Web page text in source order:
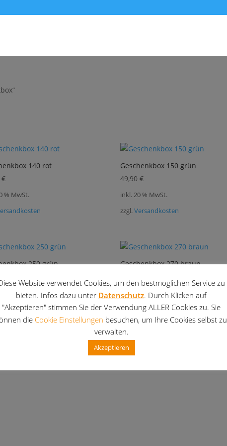
140 rot
€
% MwSt.
Geschenkbox 150 grün
49,90€
inkl. 20 % MwSt.
zzgl.Versandkosten
250 grün
% MwSt.
Versandkosten
Geschenkbox 270 braun
inkl. 20 % MwSt.
zzgl.Versandkosten
Website verwendet Cookies, um den bestmöglichen Service zu
bieten. Infos dazu unter Datenschutz. Durch Klicken auf
"Akzeptieren" stimmen Sie der Verwendung ALLER Cookies zu. Sie
die Cookie Einstellungen besuchen, um Ihre Cookies selbst zu
verwalten.
Akzeptieren